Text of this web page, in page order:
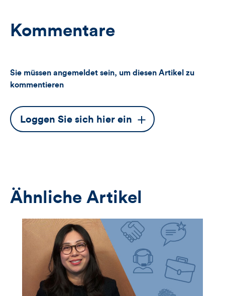
Kommentare
Sie müssen angemeldet sein, um diesen Artikel zu
kommentieren
Dieser
Button
Loggen Sie sich hier ein
Ähnliche Artikel